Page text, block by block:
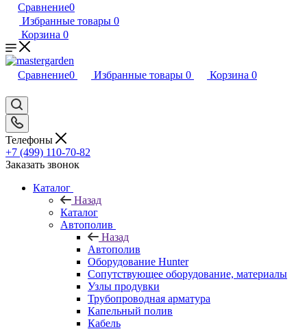
Сравнение0
Избранные товары 0
Корзина 0
Сравнение0 Избранные товары 0 Корзина 0
Телефоны
+7 (499) 110-70-82
Заказать звонок
Каталог
Назад
Каталог
Автополив
Назад
Автополив
Оборудование Hunter
Сопутствующее оборудование, материалы
Узлы продувки
Трубопроводная арматура
Капельный полив
Кабель